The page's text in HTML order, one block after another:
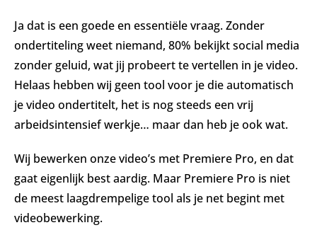
Ja dat is een goede en essentiële vraag. Zonder
ondertiteling weet niemand, 80% bekijkt social media
zonder geluid, wat jij probeert te vertellen in je video.
Helaas hebben wij geen tool voor je die automatisch
je video ondertitelt, het is nog steeds een vrij
arbeidsintensief werkje… maar dan heb je ook wat.
Wij bewerken onze video’s met Premiere Pro, en dat
gaat eigenlijk best aardig. Maar Premiere Pro is niet
de meest laagdrempelige tool als je net begint met
videobewerking.